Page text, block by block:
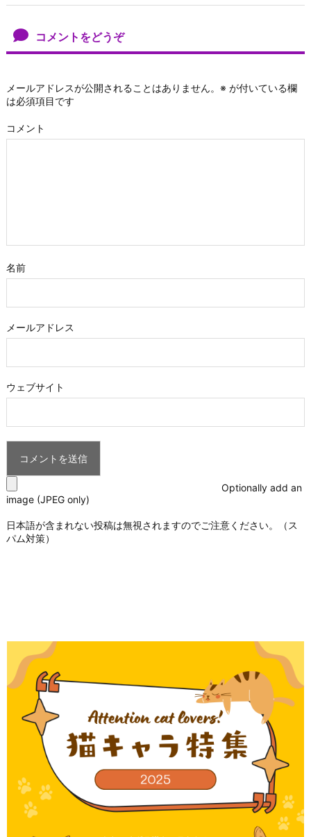
コメントをどうぞ
メールアドレスが公開されることはありません。 ※ が付いている欄
は必須項目です
コメント
名前
メールアドレス
ウェブサイト
Optionally add an
image (JPEG only)
日本語が含まれない投稿は無視されますのでご注意ください。（ス
パム対策）